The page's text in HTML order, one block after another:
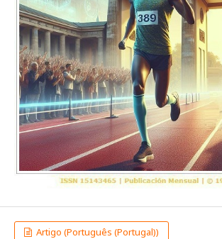
Artigo (Português (Portugal))